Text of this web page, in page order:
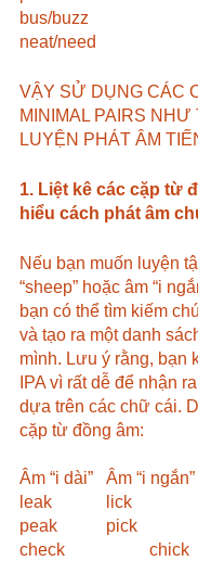
bus/buzz
neat/need
VẬY SỬ DỤNG CÁC
MINIMAL PAIRS
LUYỆN PHÁT ÂM
1. Liệt kê các cặp từ
hiểu cách phát âm
Nếu bạn muốn luyện
“sheep” hoặc âm “i
bạn có thể tìm kiếm
và tạo ra một danh
mình. Lưu ý rằng, bạn
IPA vì rất dễ để nhận
dựa trên các chữ cái.
cặp từ đồng âm:
Âm “i dài”	Âm “i ngắn”
leak		lick
peak		pick
check		chick